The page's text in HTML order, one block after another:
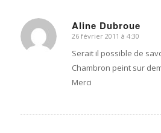
Aline Dubroue
dit
:
26 février 2011 à 4:30
Serait il possible de
Chambron peint sur
Merci